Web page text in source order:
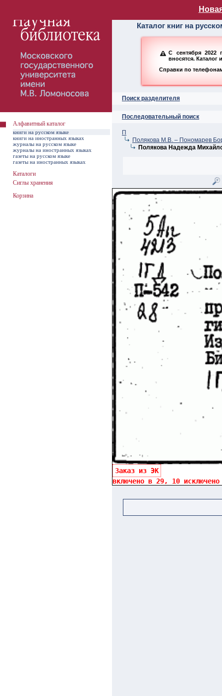
Алфавитный
Каталог книг на
С сентября 2022
вносятся. Каталог
Справки по
Поиск разделителя
Последовательный поиск
П
Полякова М.В. – Пономарев
Полякова Надежда
Заказ из ЭК
Алфавитный каталог
книги на русском языке
книги на иностранных языках
журналы на русском языке
журналы на иностранных языках
газеты на русском языке
газеты на иностранных языках
Каталоги
Сиглы хранения
Корзина